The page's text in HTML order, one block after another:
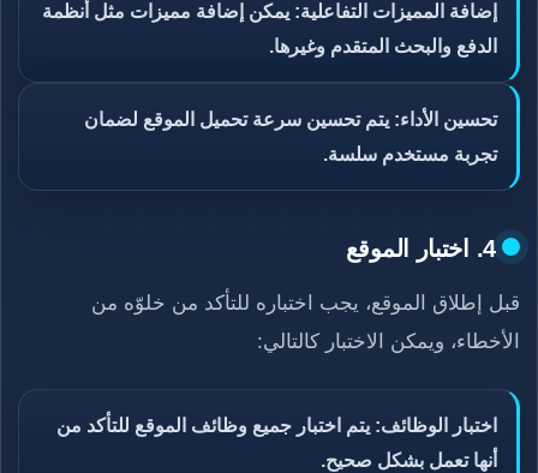
إضافة المميزات التفاعلية: يمكن إضافة مميزات مثل أنظمة
الدفع والبحث المتقدم وغيرها.
تحسين الأداء: يتم تحسين سرعة تحميل الموقع لضمان
تجربة مستخدم سلسة.
4. اختبار الموقع
قبل إطلاق الموقع، يجب اختباره للتأكد من خلوّه من
الأخطاء، ويمكن الاختبار كالتالي:
اختبار الوظائف: يتم اختبار جميع وظائف الموقع للتأكد من
أنها تعمل بشكل صحيح.